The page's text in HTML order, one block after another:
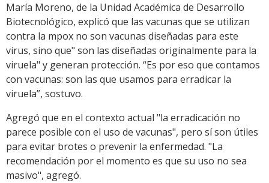
María Moreno, de la Unidad Académica de Desarrollo
Biotecnológico, explicó que las vacunas que se utilizan
contra la mpox no son vacunas diseñadas para este
virus, sino que" son las diseñadas originalmente para la
viruela" y generan protección. “Es por eso que contamos
con vacunas: son las que usamos para erradicar la
viruela”, sostuvo.
Agregó que en el contexto actual "la erradicación no
parece posible con el uso de vacunas", pero sí son útiles
para evitar brotes o prevenir la enfermedad. "La
recomendación por el momento es que su uso no sea
masivo", agregó.